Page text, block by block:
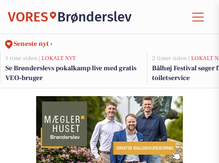
VORES Brønderslev
Seneste nyt ›
1 time siden | LOKALT NYT
Se Brønderslevs pokalkamp live med gratis
VEO-bruger
2 timer siden | LOKALT
Bålhøj Festival
toiletservice